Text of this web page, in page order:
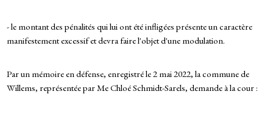
- le montant des pénalités qui lui ont été infligées présente un caractère
manifestement excessif et devra faire l'objet d'une modulation.
Par un mémoire en défense, enregistré le 2 mai 2022, la commune de
Willems, représentée par Me Chloé Schmidt-Sarels, demande à la cour :